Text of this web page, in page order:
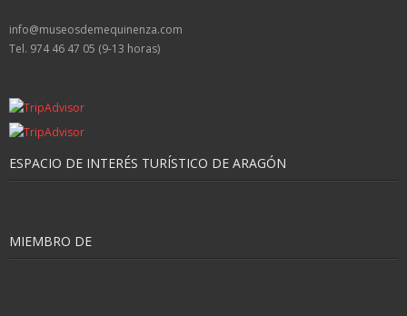
info@museosdemequinenza.com
Tel. 974 46 47 05 (9-13 horas)
ESPACIO DE INTERÉS TURÍSTICO DE ARAGÓN
MIEMBRO DE